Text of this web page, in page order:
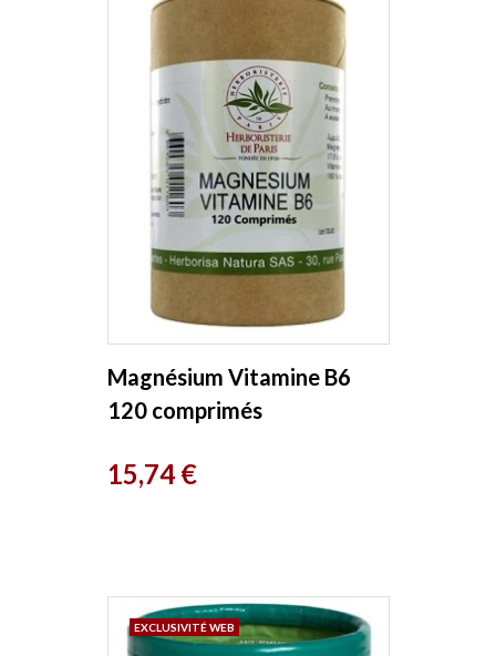
Magnésium Vitamine B6
120 comprimés
Prix
15,74 €
EXCLUSIVITÉ WEB